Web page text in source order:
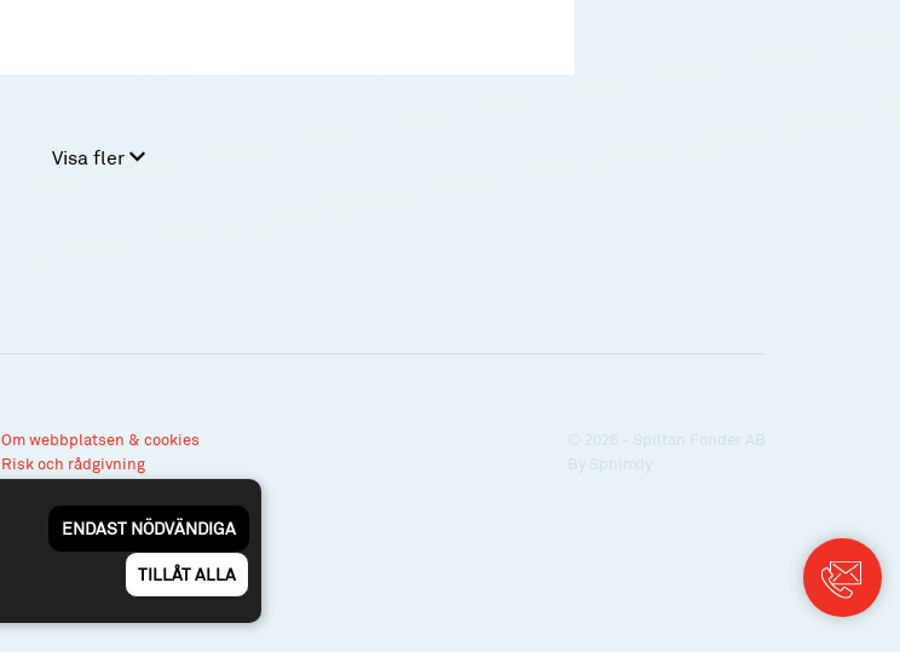
Visa fler
Om webbplatsen & cookies
Risk och rådgivning
© 2026 - Spiltan Fonder AB
By Sphinxly
ENDAST NÖDVÄNDIGA
TILLÅT ALLA